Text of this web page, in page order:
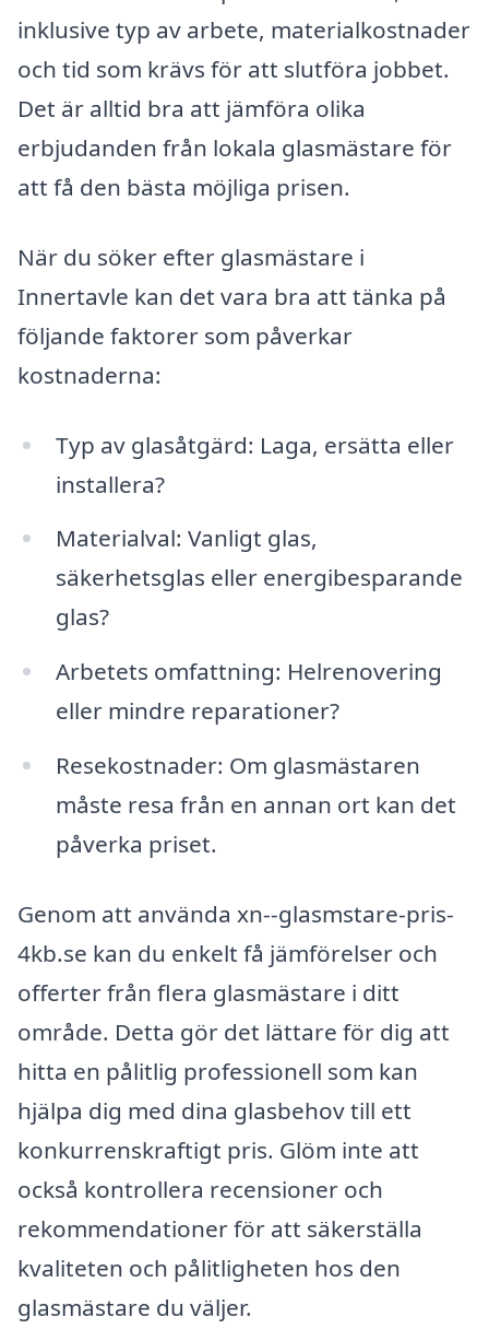
inklusive typ av arbete, materialkostnader
och tid som krävs för att slutföra jobbet.
Det är alltid bra att jämföra olika
erbjudanden från lokala glasmästare för
att få den bästa möjliga prisen.
När du söker efter glasmästare i
Innertavle kan det vara bra att tänka på
följande faktorer som påverkar
kostnaderna:
Typ av glasåtgärd: Laga, ersätta eller
installera?
Materialval: Vanligt glas,
säkerhetsglas eller energibesparande
glas?
Arbetets omfattning: Helrenovering
eller mindre reparationer?
Resekostnader: Om glasmästaren
måste resa från en annan ort kan det
påverka priset.
Genom att använda xn--glasmstare-pris-
4kb.se kan du enkelt få jämförelser och
offerter från flera glasmästare i ditt
område. Detta gör det lättare för dig att
hitta en pålitlig professionell som kan
hjälpa dig med dina glasbehov till ett
konkurrenskraftigt pris. Glöm inte att
också kontrollera recensioner och
rekommendationer för att säkerställa
kvaliteten och pålitligheten hos den
glasmästare du väljer.